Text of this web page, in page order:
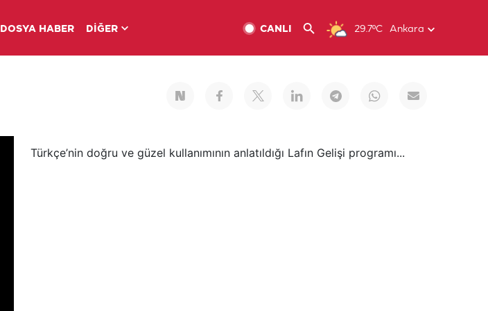
DOSYA HABER DİĞER 29.7ºC Ankara
CANLI
Türkçe’nin doğru ve güzel kullanımının anlatıldığı Lafın Gelişi programı...